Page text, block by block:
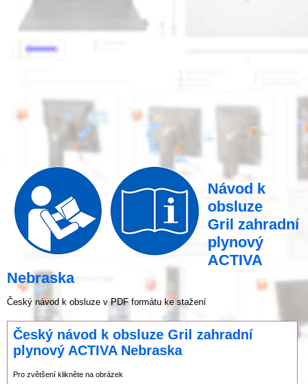
Návod k
obsluze
Gril zahradní
plynový
ACTIVA
Nebraska
Český návod k obsluze v PDF formátu ke stažení
Český návod k obsluze Gril zahradní
plynový ACTIVA Nebraska
Pro zvětšení klikněte na obrázek